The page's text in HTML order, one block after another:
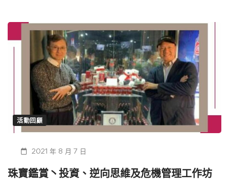
活動回顧
2021 年 8 月 7 日
珠寶鑑賞丶投資、逆向思維及危機管理工作坊